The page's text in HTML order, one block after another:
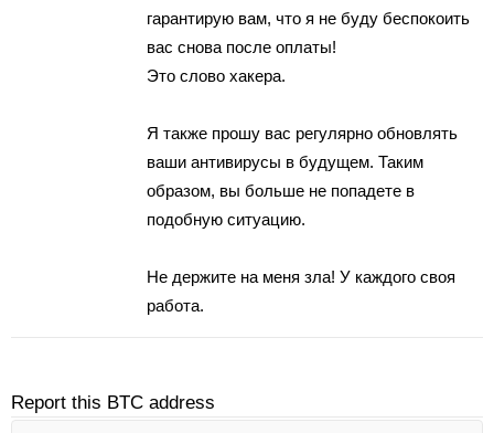
гарантирую вам, что я не буду беспокоить
вас снова после оплаты!
Это слово хакера.
Я также прошу вас регулярно обновлять
ваши антивирусы в будущем. Таким
образом, вы больше не попадете в
подобную ситуацию.
Не держите на меня зла! У каждого своя
работа.
Report this BTC address